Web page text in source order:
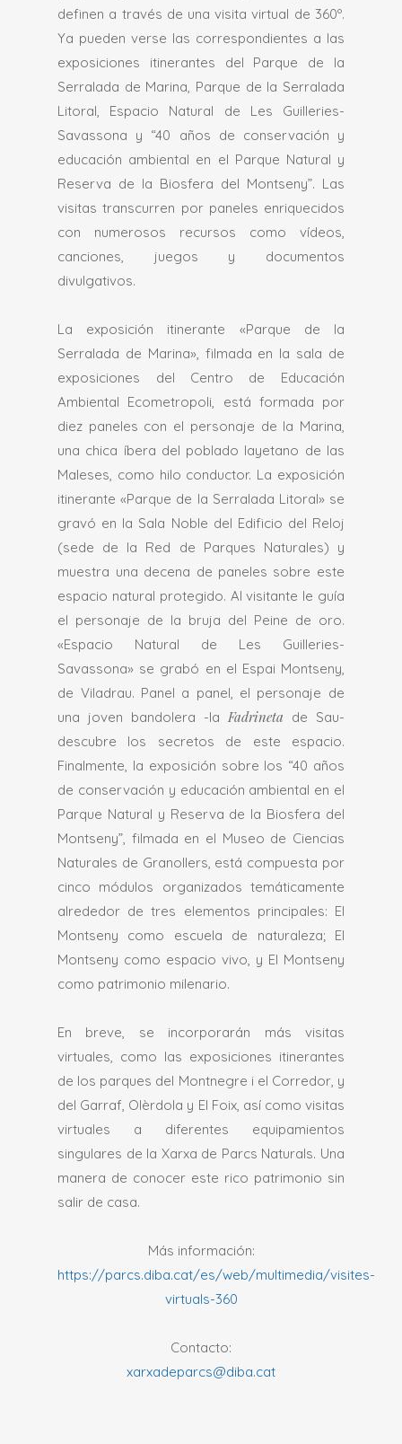
definen a través de una visita virtual de 360º.
Ya pueden verse las correspondientes a las
exposiciones itinerantes del Parque de la
Serralada de Marina, Parque de la Serralada
Litoral, Espacio Natural de Les Guilleries-
Savassona y “40 años de conservación y
educación ambiental en el Parque Natural y
Reserva de la Biosfera del Montseny”. Las
visitas transcurren por paneles enriquecidos
con numerosos recursos como vídeos,
canciones, juegos y documentos
divulgativos.
La exposición itinerante «Parque de la
Serralada de Marina», filmada en la sala de
exposiciones del Centro de Educación
Ambiental Ecometropoli, está formada por
diez paneles con el personaje de la Marina,
una chica íbera del poblado layetano de las
Maleses, como hilo conductor. La exposición
itinerante «Parque de la Serralada Litoral» se
gravó en la Sala Noble del Edificio del Reloj
(sede de la Red de Parques Naturales) y
muestra una decena de paneles sobre este
espacio natural protegido. Al visitante le guía
el personaje de la bruja del Peine de oro.
«Espacio Natural de Les Guilleries-
Savassona» se grabó en el Espai Montseny,
de Viladrau. Panel a panel, el personaje de
una joven bandolera -la Fadrineta de Sau-
descubre los secretos de este espacio.
Finalmente, la exposición sobre los “40 años
de conservación y educación ambiental en el
Parque Natural y Reserva de la Biosfera del
Montseny”, filmada en el Museo de Ciencias
Naturales de Granollers, está compuesta por
cinco módulos organizados temáticamente
alrededor de tres elementos principales: El
Montseny como escuela de naturaleza; El
Montseny como espacio vivo, y El Montseny
como patrimonio milenario.
En breve, se incorporarán más visitas
virtuales, como las exposiciones itinerantes
de los parques del Montnegre i el Corredor, y
del Garraf, Olèrdola y El Foix, así como visitas
virtuales a diferentes equipamientos
singulares de la Xarxa de Parcs Naturals. Una
manera de conocer este rico patrimonio sin
salir de casa.
Más información:
https://parcs.diba.cat/es/web/multimedia/visites-
virtuals-360
Contacto:
xarxadeparcs@diba.cat